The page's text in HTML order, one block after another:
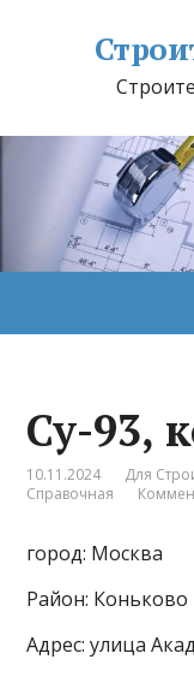
Су-93,
10.11.2024 Для
Справочная
город: Москва
Район: Коньково
Адрес: улица